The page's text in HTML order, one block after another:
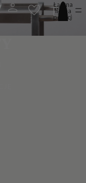
Łączna
liczba
pozycji
w